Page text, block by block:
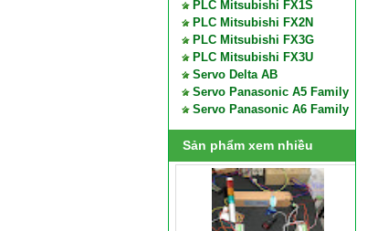
PLC Mitsubishi FX1S
PLC Mitsubishi FX2N
PLC Mitsubishi FX3G
PLC Mitsubishi FX3U
Servo Delta AB
Servo Panasonic A5 Family
Servo Panasonic A6 Family
Sản phẩm xem nhiều